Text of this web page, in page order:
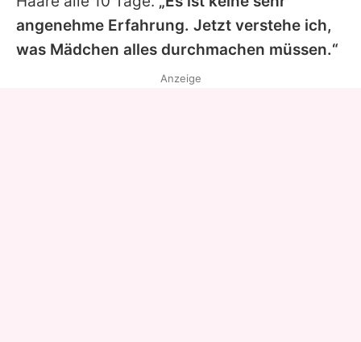
angenehme Erfahrung. Jetzt verstehe ich,
was Mädchen alles durchmachen müssen.“
Anzeige